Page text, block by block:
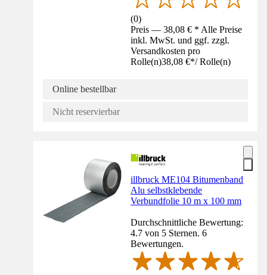
(0)
Preis — 38,08 € * Alle Preise
inkl. MwSt. und ggf. zzgl.
Versandkosten pro
Rolle(n)38,08 €*/ Rolle(n)
Online bestellbar
Nicht reservierbar
illbruck ME104 Bitumenband
Alu selbstklebende
Verbundfolie 10 m x 100 mm
Durchschnittliche Bewertung:
4.7 von 5 Sternen. 6
Bewertungen.